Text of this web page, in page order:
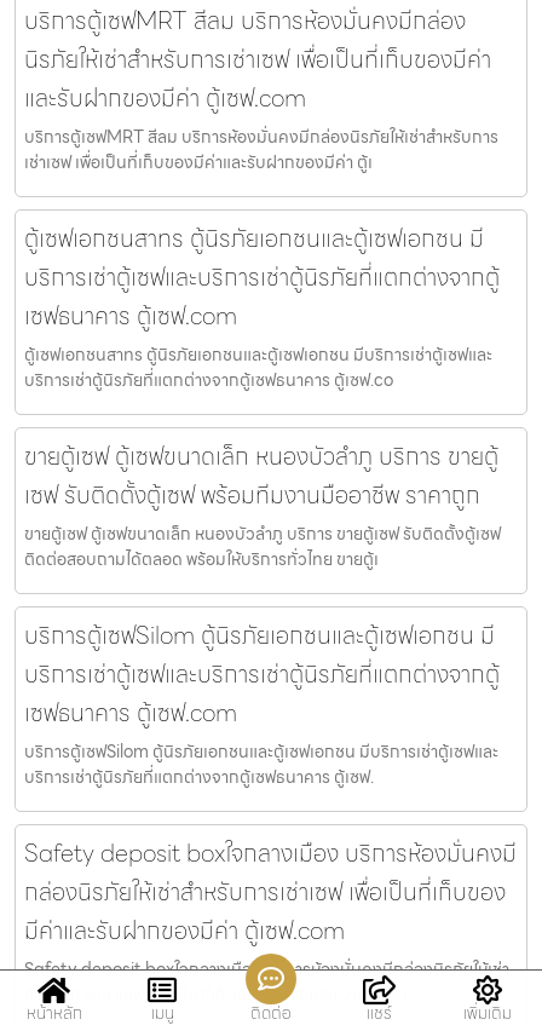
บริการตู้เซฟMRT สีลม บริการห้องมั่นคงมีกล่อง
นิรภัยให้เช่าสำหรับการเช่าเซฟ เพื่อเป็นที่เก็บของมีค่า
และรับฝากของมีค่า ตู้เซฟ.com
บริการตู้เซฟMRT สีลม บริการห้องมั่นคงมีกล่องนิรภัยให้เช่าสำหรับการ
เช่าเซฟ เพื่อเป็นที่เก็บของมีค่าและรับฝากของมีค่า ตู้เ
ตู้เซฟเอกชนสาทร ตู้นิรภัยเอกชนและตู้เซฟเอกชน มี
บริการเช่าตู้เซฟและบริการเช่าตู้นิรภัยที่แตกต่างจากตู้
เซฟธนาคาร ตู้เซฟ.com
ตู้เซฟเอกชนสาทร ตู้นิรภัยเอกชนและตู้เซฟเอกชน มีบริการเช่าตู้เซฟและ
บริการเช่าตู้นิรภัยที่แตกต่างจากตู้เซฟธนาคาร ตู้เซฟ.co
ขายตู้เซฟ ตู้เซฟขนาดเล็ก หนองบัวลำภู บริการ ขายตู้
เซฟ รับติดตั้งตู้เซฟ พร้อมทีมงานมืออาชีพ ราคาถูก
ขายตู้เซฟ ตู้เซฟขนาดเล็ก หนองบัวลำภู บริการ ขายตู้เซฟ รับติดตั้งตู้เซฟ
ติดต่อสอบถามได้ตลอด พร้อมให้บริการทั่วไทย ขายตู้เ
บริการตู้เซฟSilom ตู้นิรภัยเอกชนและตู้เซฟเอกชน มี
บริการเช่าตู้เซฟและบริการเช่าตู้นิรภัยที่แตกต่างจากตู้
เซฟธนาคาร ตู้เซฟ.com
บริการตู้เซฟSilom ตู้นิรภัยเอกชนและตู้เซฟเอกชน มีบริการเช่าตู้เซฟและ
บริการเช่าตู้นิรภัยที่แตกต่างจากตู้เซฟธนาคาร ตู้เซฟ.
Safety deposit boxใจกลางเมือง บริการห้องมั่นคงมี
กล่องนิรภัยให้เช่าสำหรับการเช่าเซฟ เพื่อเป็นที่เก็บของ
มีค่าและรับฝากของมีค่า ตู้เซฟ.com
Safety deposit boxใจกลางเมือง บริการห้องมั่นคงมีกล่องนิรภัยให้เช่า
สำหรับการเช่าเซฟ เพื่อเป็นที่เก็บของมีค่าและรับฝากของม
หน้าหลัก เมนู ติดต่อ แชร์ เพิ่มเติม